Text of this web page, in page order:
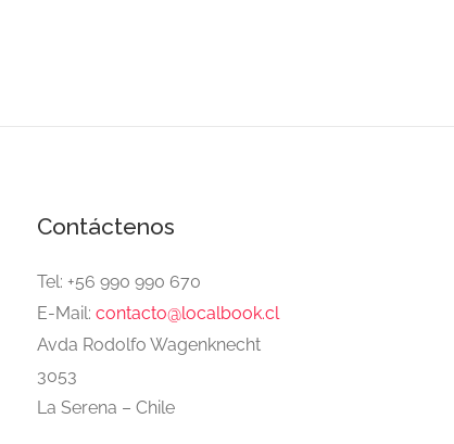
Contáctenos
Tel: +56 990 990 670
E-Mail: contacto@localbook.cl
Avda Rodolfo Wagenknecht
3053
La Serena – Chile